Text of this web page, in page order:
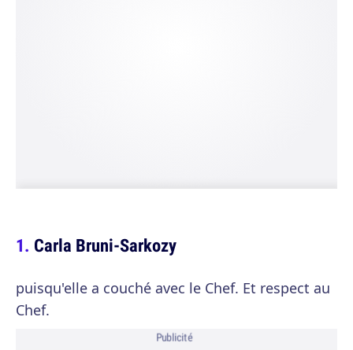
Carla Bruni-Sarkozy
puisqu'elle a couché avec le Chef. Et respect au
Chef.
Publicité